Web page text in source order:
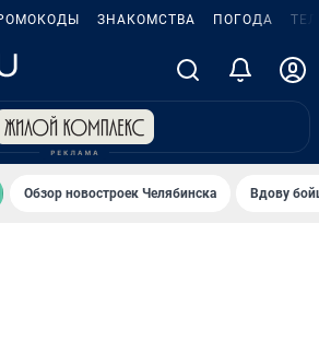
ЗНАКОМСТВА ПОГОДА
Обзор новостроек Челябинска Вдову